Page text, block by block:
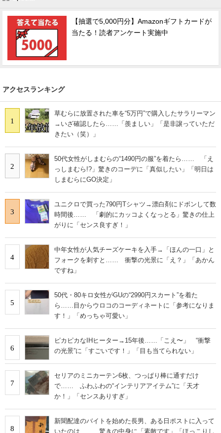
【抽選で5,000円分】Amazonギフトカードが
当たる！読者アンケート実施中
アクセスランキング
1
草むらに放置された車を“5万円”で購入したサラリーマン
→いざ確認したら……「羨ましい」「是非譲っていただ
きたい（笑）」
2
50代女性がしまむらの“1490円の服”を着たら…… 「え
っしまむら!?」驚きのコーデに「真似したい」「明日は
しまむらにGO決定」
3
ユニクロで買った790円Tシャツ→漂白剤にドボンして数
時間後…… 「劇的にカッコよくなっとる」驚きの仕上
がりに「センス良すぎ！」
4
中年女性が人気チーズケーキを入手→「ほんの一口」と
フォークを刺すと…… 衝撃の光景に「え？」「あかん
ですね」
5
50代・80キロ女性がGUの“2990円スカート”を着た
ら……目からウロコのコーディネートに「参考になりま
す！」「めっちゃ可愛い」
6
ピカピカなIHヒーター→15年後……「こえ〜」 “衝撃
の光景”に「すごいです！」「目も当てられない」
7
セリアのミニカーテン6枚、つっぱり棒に通すだけ
で…… ふわふわの“インテリアアイテム”に「天才
か！」「センスありすぎ」
8
新聞配達のバイトを始めた長男、ある日ポストに入って
いたのは…… 驚きの中身に「素敵です」「ほっこりし